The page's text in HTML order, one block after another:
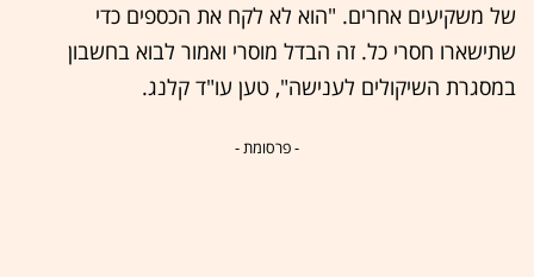
של משקיעים אחרים. "הוא לא לקח את הכספים כדי
שתישארו חסרי כל. זה הבדל מוסרי ואמור לבוא בחשבון
במסגרת השיקולים לענישה", טען עו"ד קלנג.
- פרסומת -